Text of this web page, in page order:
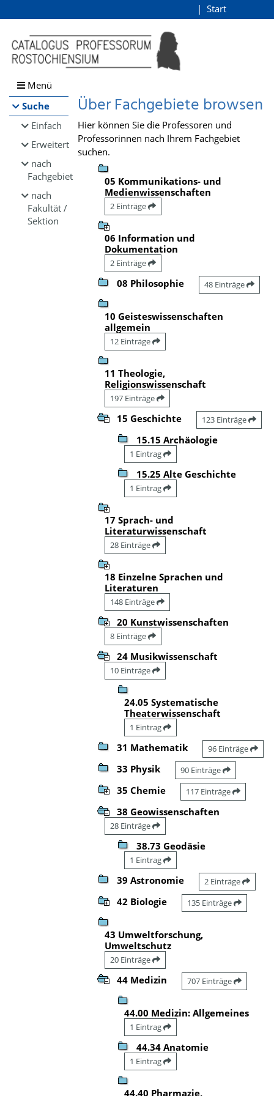
Browsen
direkt zum Inhalt
Start
Menü
Suche
Einfach
Erweitert
nach
Fachgebiet
nach
Fakultät /
Sektion
Über Fachgebiete browsen
Hier können Sie die Professoren und
Professorinnen nach Ihrem Fachgebiet
suchen.
05 Kommunikations- und
Medienwissenschaften
2 Einträge
06 Information und
Dokumentation
2 Einträge
08 Philosophie 48 Einträge
10 Geisteswissenschaften
allgemein
12 Einträge
11 Theologie,
Religionswissenschaft
197 Einträge
15 Geschichte 123 Einträge
15.15 Archäologie
1 Eintrag
15.25 Alte Geschichte
1 Eintrag
17 Sprach- und
Literaturwissenschaft
28 Einträge
18 Einzelne Sprachen und
Literaturen
148 Einträge
20 Kunstwissenschaften
8 Einträge
24 Musikwissenschaft
10 Einträge
24.05 Systematische
Theaterwissenschaft
1 Eintrag
31 Mathematik 96 Einträge
33 Physik 90 Einträge
35 Chemie 117 Einträge
38 Geowissenschaften
28 Einträge
38.73 Geodäsie
1 Eintrag
39 Astronomie 2 Einträge
42 Biologie 135 Einträge
43 Umweltforschung,
Umweltschutz
20 Einträge
44 Medizin 707 Einträge
44.00 Medizin: Allgemeines
1 Eintrag
44.34 Anatomie
1 Eintrag
44.40 Pharmazie,